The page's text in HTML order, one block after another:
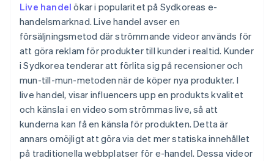
Live handel ökar i popularitet på Sydkoreas e-
handelsmarknad. Live handel avser en
försäljningsmetod där strömmande videor används för
att göra reklam för produkter till kunder i realtid. Kunder
i Sydkorea tenderar att förlita sig på recensioner och
mun-till-mun-metoden när de köper nya produkter. I
live handel, visar influencers upp en produkts kvalitet
och känsla i en video som strömmas live, så att
kunderna kan få en känsla för produkten. Detta är
annars omöjligt att göra via det mer statiska innehållet
på traditionella webbplatser för e-handel. Dessa videor